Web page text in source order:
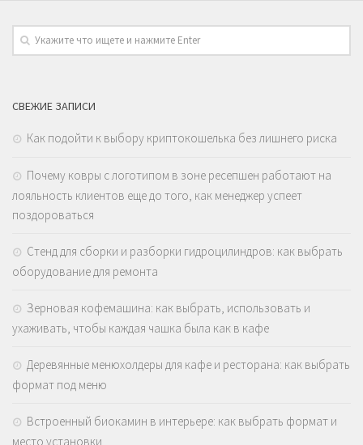
СВЕЖИЕ ЗАПИСИ
Как подойти к выбору криптокошелька без лишнего риска
Почему ковры с логотипом в зоне ресепшен работают на
лояльность клиентов еще до того, как менеджер успеет
поздороваться
Стенд для сборки и разборки гидроцилиндров: как выбрать
оборудование для ремонта
Зерновая кофемашина: как выбрать, использовать и
ухаживать, чтобы каждая чашка была как в кафе
Деревянные менюхолдеры для кафе и ресторана: как выбрать
формат под меню
Встроенный биокамин в интерьере: как выбрать формат и
место установки